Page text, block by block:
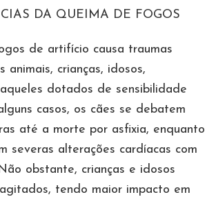
DA QUEIMA DE FOGOS
de artifício causa traumas
animais, crianças, idosos,
dotados de sensibilidade
casos, os cães se debatem
até a morte por asfixia, enquanto
severas alterações cardíacas com
obstante, crianças e idosos
tendo maior impacto em